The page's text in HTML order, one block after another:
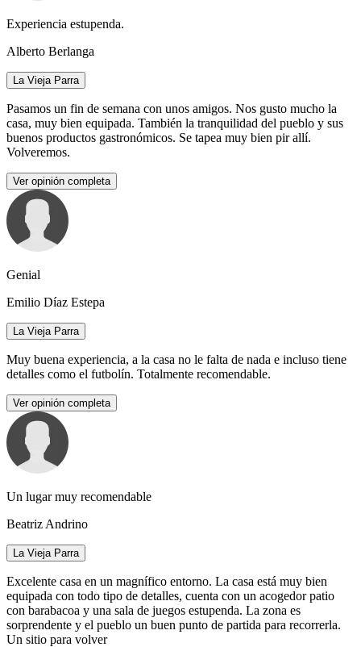
Experiencia estupenda.
Alberto Berlanga
La Vieja Parra
Pasamos un fin de semana con unos amigos. Nos gusto mucho la
casa, muy bien equipada. También la tranquilidad del pueblo y sus
buenos productos gastronómicos. Se tapea muy bien pir allí.
Volveremos.
Ver opinión completa
Genial
Emilio Díaz Estepa
La Vieja Parra
Muy buena experiencia, a la casa no le falta de nada e incluso tiene
detalles como el futbolín. Totalmente recomendable.
Ver opinión completa
Un lugar muy recomendable
Beatriz Andrino
La Vieja Parra
Excelente casa en un magnífico entorno. La casa está muy bien
equipada con todo tipo de detalles, cuenta con un acogedor patio
con barabacoa y una sala de juegos estupenda. La zona es
sorprendente y el pueblo un buen punto de partida para recorrerla.
Un sitio para volver